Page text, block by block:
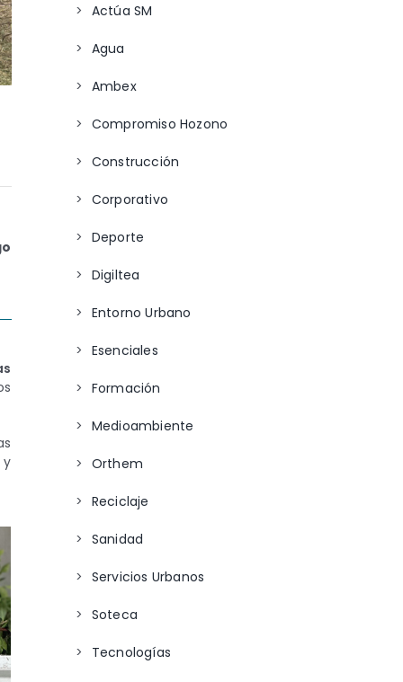
Actúa SM
Agua
Ambex
Compromiso Hozono
Construcción
Corporativo
Deporte
Digiltea
Entorno Urbano
Esenciales
Formación
Medioambiente
Orthem
Reciclaje
Sanidad
Servicios Urbanos
Soteca
Tecnologías